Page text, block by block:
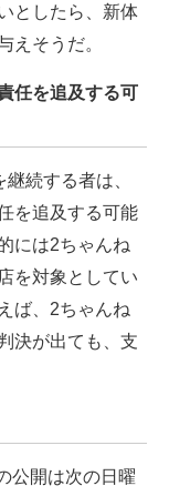
としたら、新体
えそうだ。
任を追及する可
続する者は、
を追及する可能
には2ちゃんね
を対象としてい
ば、2ちゃんね
決が出ても、支
公開は次の日曜